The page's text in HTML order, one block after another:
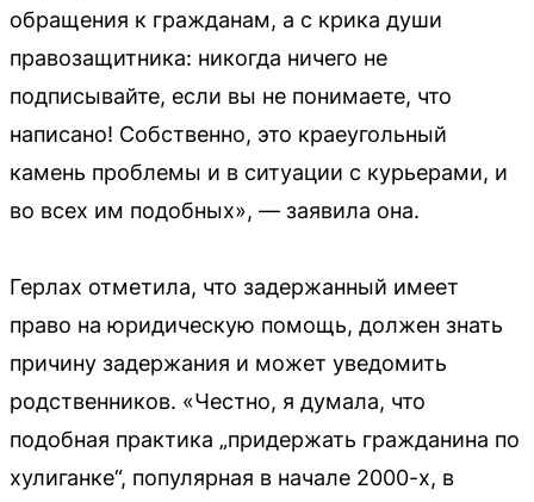
обращения к гражданам, а с крика души
правозащитника: никогда ничего не
подписывайте, если вы не понимаете, что
написано! Собственно, это краеугольный
камень проблемы и в ситуации с курьерами, и
во всех им подобных», — заявила она.
Герлах отметила, что задержанный имеет
право на юридическую помощь, должен знать
причину задержания и может уведомить
родственников. «Честно, я думала, что
подобная практика „придержать гражданина по
хулиганке“, популярная в начале 2000-х, в